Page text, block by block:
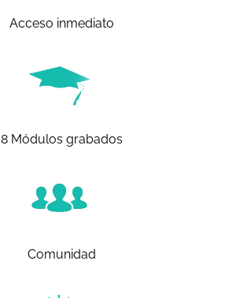
Acceso inmediato
8 Módulos grabados
Comunidad